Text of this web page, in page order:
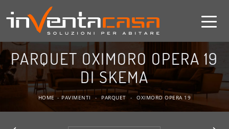
PARQUET OXIMORO OPERA 19
DI SKEMA
HOME - PAVIMENTI - PARQUET - OXIMORO OPERA 19